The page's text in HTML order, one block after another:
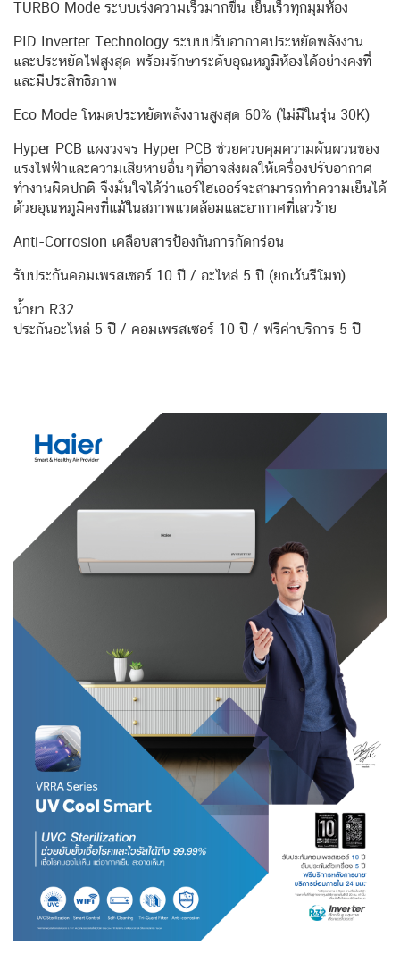
TURBO Mode ระบบเร่งความเร็วมากขึ้น เย็นเร็วทุกมุมห้อง
PID Inverter Technology ระบบปรับอากาศประหยัดพลังงาน
และประหยัดไฟสูงสุด พร้อมรักษาระดับอุณหภูมิห้องได้อย่างคงที่
และมีประสิทธิภาพ
Eco Mode โหมดประหยัดพลังงานสูงสุด 60% (ไม่มีในรุ่น 30K)
Hyper PCB แผงวงจร Hyper PCB ช่วยควบคุมความผันผวนของ
แรงไฟฟ้าและความเสียหายอื่นๆที่อาจส่งผลให้เครื่องปรับอากาศ
ทำงานผิดปกติ จึงมั่นใจได้ว่าแอร์ไฮเออร์จะสามารถทำความเย็นได้
ด้วยอุณหภูมิคงที่แม้ในสภาพแวดล้อมและอากาศที่เลวร้าย
Anti-Corrosion เคลือบสารป้องกันการกัดกร่อน
รับประกันคอมเพรสเซอร์ 10 ปี / อะไหล่ 5 ปี (ยกเว้นรีโมท)
น้ำยา R32
ประกันอะไหล่ 5 ปี / คอมเพรสเซอร์ 10 ปี / ฟรีค่าบริการ 5 ปี